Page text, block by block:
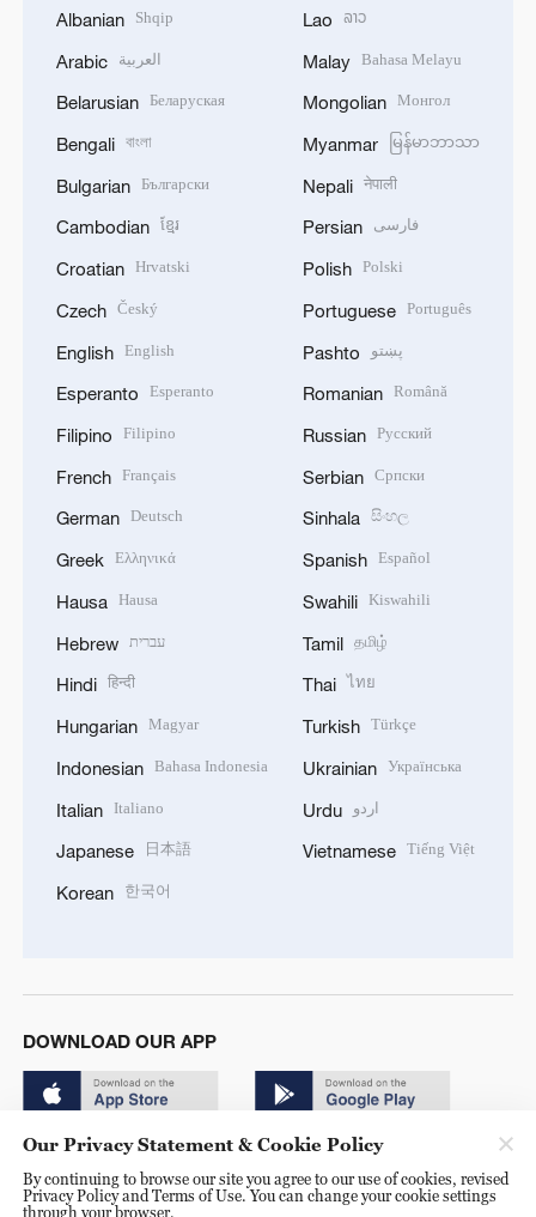
Albanian Shqip
Arabic العربية
Belarusian Беларуская
Bengali বাংলা
Bulgarian Български
Cambodian ខ្មែរ
Croatian Hrvatski
Czech Český
English English
Esperanto Esperanto
Filipino Filipino
French Français
German Deutsch
Greek Ελληνικά
Hausa Hausa
Hebrew עברית
Hindi हिन्दी
Hungarian Magyar
Indonesian Bahasa Indonesia
Italian Italiano
Japanese 日本語
Korean 한국어
Lao ລາວ
Malay Bahasa Melayu
Mongolian Монгол
Myanmar မြန်မာဘာသာ
Nepali नेपाली
Persian فارسی
Polish Polski
Portuguese Português
Pashto پښتو
Romanian Română
Russian Русский
Serbian Српски
Sinhala සිංහල
Spanish Español
Swahili Kiswahili
Tamil தமிழ்
Thai ไทย
Turkish Türkçe
Ukrainian Українська
Urdu اردو
Vietnamese Tiếng Việt
DOWNLOAD OUR APP
Our Privacy Statement & Cookie Policy
By continuing to browse our site you agree to our use of cookies, revised
Privacy Policy and Terms of Use. You can change your cookie settings
through your browser.